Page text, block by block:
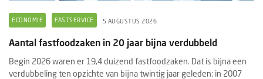
ECONOMIE FASTSERVICE 5 AUGUSTUS 2026
Aantal fastfoodzaken in 20 jaar bijna verdubbeld
Begin 2026 waren er 19,4 duizend fastfoodzaken. Dat is bijna een
verdubbeling ten opzichte van bijna twintig jaar geleden: in 2007